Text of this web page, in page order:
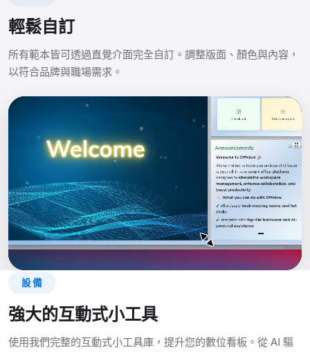
輕鬆自訂
所有範本皆可透過直覺介面完全自訂。調整版面、顏色與內容，
以符合品牌與職場需求。
設備
強大的互動式小工具
使用我們完整的互動式小工具庫，提升您的數位看板。從 AI 驅